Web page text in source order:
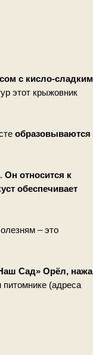
с кисло-
этот крыжовник
образовываются
Он относится к
обеспечивает
– это
Сад» Орёл,
(адреса